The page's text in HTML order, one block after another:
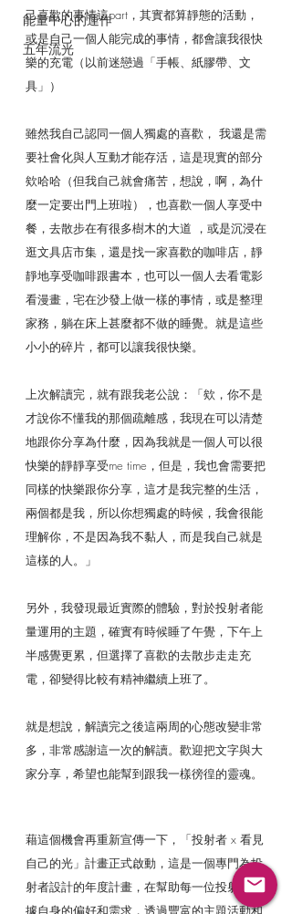
能量中心的運作
五年流光
己喜歡的事情這part，其實都算靜態的活動，
或是自己一個人能完成的事情，都會讓我很快
樂的充電（以前迷戀過「手帳、紙膠帶、文
具」）
雖然我自己認同一個人獨處的喜歡， 我還是需
要社會化與人互動才能存活，這是現實的部分
欸哈哈（但我自己就會痛苦，想說，啊，為什
麼一定要出門上班啦），也喜歡一個人享受中
餐，去散步在有很多樹木的大道 ，或是沉浸在
逛文具店市集，還是找一家喜歡的咖啡店，靜
靜地享受咖啡跟書本，也可以一個人去看電影
看漫畫，宅在沙發上做一樣的事情，或是整理
家務，躺在床上甚麼都不做的睡覺。就是這些
小小的碎片，都可以讓我很快樂。
上次解讀完，就有跟我老公說：「欸，你不是
才說你不懂我的那個疏離感，我現在可以清楚
地跟你分享為什麼，因為我就是一個人可以很
快樂的靜靜享受me time，但是，我也會需要把
同樣的快樂跟你分享，這才是我完整的生活，
兩個都是我，所以你想獨處的時候，我會很能
理解你，不是因為我不黏人，而是我自己就是
這樣的人。」
另外，我發現最近實際的體驗，對於投射者能
量運用的主題，確實有時候睡了午覺，下午上
半感覺更累，但選擇了喜歡的去散步走走充
電，卻變得比較有精神繼續上班了。
就是想說，解讀完之後這兩周的心態改變非常
多，非常感謝這一次的解讀。歡迎把文字與大
家分享，希望也能幫到跟我一樣徬徨的靈魂。
藉這個機會再重新宣傳一下，「投射者 x 看見
自己的光」計畫正式啟動，這是一個專門為投
射者設計的年度計畫，在幫助每一位投射者根
據自身的偏好和需求，透過豐富的主題活動和